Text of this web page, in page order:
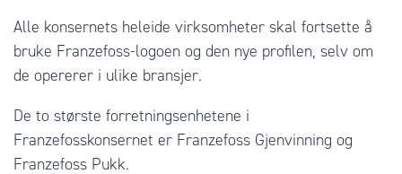
Alle konsernets heleide virksomheter skal fortsette å
bruke Franzefoss-logoen og den nye profilen, selv om
de opererer i ulike bransjer.
De to største forretningsenhetene i
Franzefosskonsernet er Franzefoss Gjenvinning og
Franzefoss Pukk.